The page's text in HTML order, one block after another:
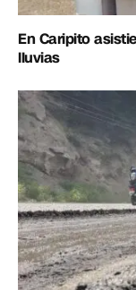
En Caripito
lluvias